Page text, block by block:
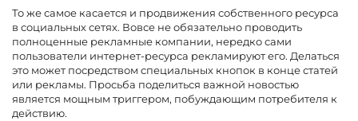
То же самое касается и продвижения собственного ресурса
в социальных сетях. Вовсе не обязательно проводить
полноценные рекламные компании, нередко сами
пользователи интернет-ресурса рекламируют его. Делаться
это может посредством специальных кнопок в конце статей
или рекламы. Просьба поделиться важной новостью
является мощным триггером, побуждающим потребителя к
действию.